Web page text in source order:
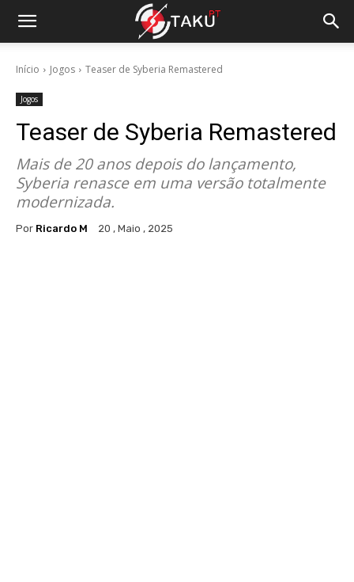
Início Jogos Teaser de Syberia Remastered
Jogos
Teaser de Syberia Remastered
Mais de 20 anos depois do lançamento,
Syberia renasce em uma versão totalmente
modernizada.
Por Ricardo M 20 , Maio , 2025